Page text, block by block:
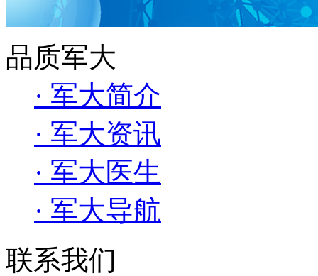
品质军大
· 军大简介
· 军大资讯
· 军大医生
· 军大导航
联系我们